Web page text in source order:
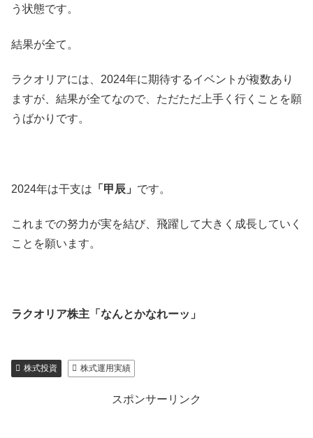
う状態です。
結果が全て。
ラクオリアには、2024年に期待するイベントが複数あり
ますが、結果が全てなので、ただただ上手く行くことを願
うばかりです。
2024年は干支は 「甲辰」 です。
これまでの努力が実を結び、飛躍して大きく成長していく
ことを願います。
ラクオリア株主「なんとかなれーッ」
株式投資 株式運用実績
スポンサーリンク